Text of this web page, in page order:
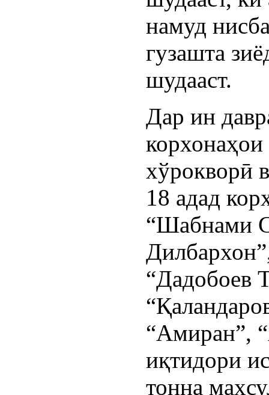
намуд
гузашта
шудааст.
Дар ин
корхонаҳои
хўрокворӣ
18 адад
“Шабнами
“Дадобоев
“Амиран”,
иқтидори
тонна